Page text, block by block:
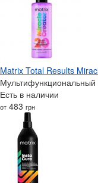
Matrix Total Results
Мультифункциональный
Есть в наличии
от 483 грн